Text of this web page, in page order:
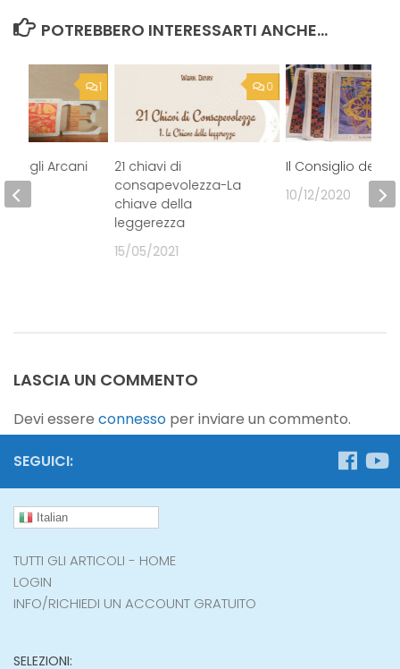
POTREBBERO INTERESSARTI ANCHE...
0
21 chiavi di
consapevolezza-La
chiave della
leggerezza
15/05/2021
Il Consiglio degli
10/12/2020
1
degli Arcani
LASCIA UN COMMENTO
Devi essere connesso per inviare un commento.
SEGUICI:
Italian
TUTTI GLI ARTICOLI - HOME
LOGIN
INFO/RICHIEDI UN ACCOUNT GRATUITO
SELEZIONI: